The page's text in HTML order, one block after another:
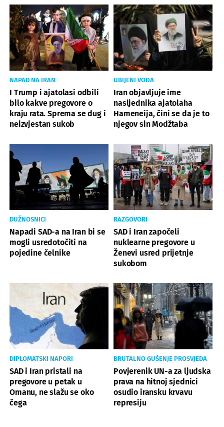
NAPAD NA IRAN
I Trump i ajatolasi odbili
bilo kakve pregovore o
kraju rata. Sprema se dug i
neizvjestan sukob
UBIJENI VOĐA
Iran objavljuje ime
nasljednika ajatolaha
Hameneija, čini se da je to
njegov sin Modžtaba
DUŽNOSNICI
Napadi SAD-a na Iran bi se
mogli usredotočiti na
pojedine čelnike
RAZGOVORI
SAD i Iran započeli
nuklearne pregovore u
Ženevi usred prijetnje
sukobom
DIPLOMATSKI NAPORI
SAD i Iran pristali na
pregovore u petak u
Omanu, ne slažu se oko
čega
BRUTALNO GUŠENJE PROSVJEDA
Povjerenik UN-a za ljudska
prava na hitnoj sjednici
osudio iransku krvavu
represiju